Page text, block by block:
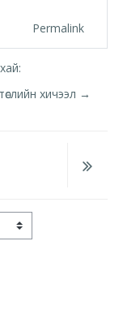
Permalink
хичээл →